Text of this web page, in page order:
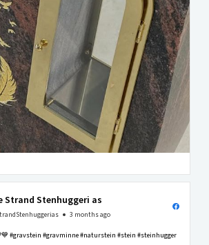
Strand Stenhuggeri as
3 months ago
#gravstein #gravminne #naturstein #stein #steinhugger